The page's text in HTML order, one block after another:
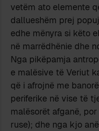
vetëm ato elemente
dallueshëm prej
edhe mënyra si këto
në marrëdhënie dhe
Nga pikëpamja
e malësive të Veriut
që i afrojnë me
periferike në vise të
malësorët afganë,
ruse); dhe nga kjo